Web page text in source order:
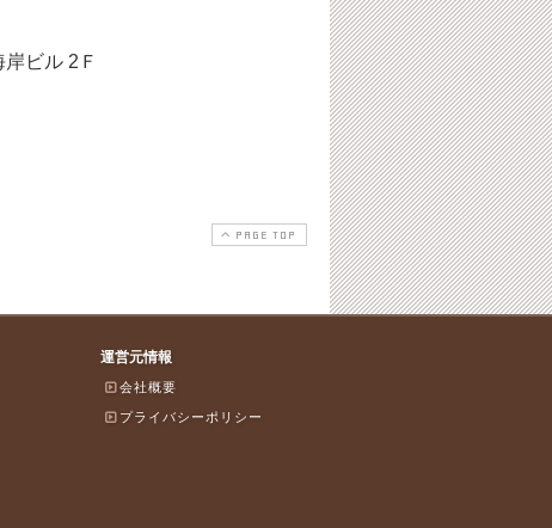
ビル 2Ｆ
PAGE TOP
運営元情報
会社概要
プライバシーポリシー